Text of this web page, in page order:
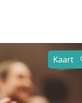
Kaart